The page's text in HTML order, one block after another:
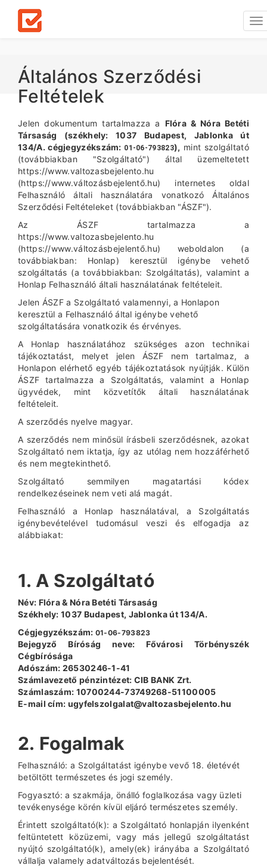
Általános Szerződési
Feltételek
Jelen dokumentum tartalmazza a Flóra & Nóra Betéti
Társaság (székhely: 1037 Budapest, Jablonka út
134/A. cégjegyzékszám: 01-06-793823), mint szolgáltató
(továbbiakban "Szolgáltató") által üzemeltetett
https://www.valtozasbejelento.hu
(https://www.változásbejelentő.hu) internetes oldal
Felhasználó általi használatára vonatkozó Általános
Szerződési Feltételeket (továbbiakban "ÁSZF").
Az ÁSZF tartalmazza a
https://www.valtozasbejelento.hu
(https://www.változásbejelentő.hu) weboldalon (a
továbbiakban: Honlap) keresztül igénybe vehető
szolgáltatás (a továbbiakban: Szolgáltatás), valamint a
Honlap Felhasználó általi használatának feltételeit.
Jelen ÁSZF a Szolgáltató valamennyi, a Honlapon
keresztül a Felhasználó által igénybe vehető
szolgáltatására vonatkozik és érvényes.
A Honlap használatához szükséges azon technikai
tájékoztatást, melyet jelen ÁSZF nem tartalmaz, a
Honlapon elérhető egyéb tájékoztatások nyújtják. Külön
ÁSZF tartalmazza a Szolgáltatás, valamint a Honlap
ügyvédek, mint közvetítők általi használatának
feltételeit.
A szerződés nyelve magyar.
A szerződés nem minősül írásbeli szerződésnek, azokat
Szolgáltató nem iktatja, így az utólag nem hozzáférhető
és nem megtekinthető.
Szolgáltató semmilyen magatartási kódex
rendelkezéseinek nem veti alá magát.
Felhasználó a Honlap használatával, a Szolgáltatás
igénybevételével tudomásul veszi és elfogadja az
alábbiakat:
1. A Szolgáltató
Név: Flóra & Nóra Betéti Társaság
Székhely: 1037 Budapest, Jablonka út 134/A.
Cégjegyzékszám: 01-06-793823
Bejegyző Bíróság neve: Fővárosi Törbényszék
Cégbírósága
Adószám: 26530246-1-41
Számlavezető pénzintézet: CIB BANK Zrt.
Számlaszám: 10700244-73749268-51100005
E-mail cím: ugyfelszolgalat@valtozasbejelento.hu
2. Fogalmak
Felhasználó: a Szolgáltatást igénybe vevő 18. életévét
betöltött természetes és jogi személy.
Fogyasztó: a szakmája, önálló foglalkozása vagy üzleti
tevékenysége körén kívül eljáró természetes személy.
Érintett szolgáltató(k): a Szolgáltató honlapján ilyenként
feltüntetett közüzemi, vagy más jellegű szolgáltatást
nyújtó szolgáltató(k), amely(ek) irányába a Szolgáltató
vállalja valamely adatváltozás bejelentését.